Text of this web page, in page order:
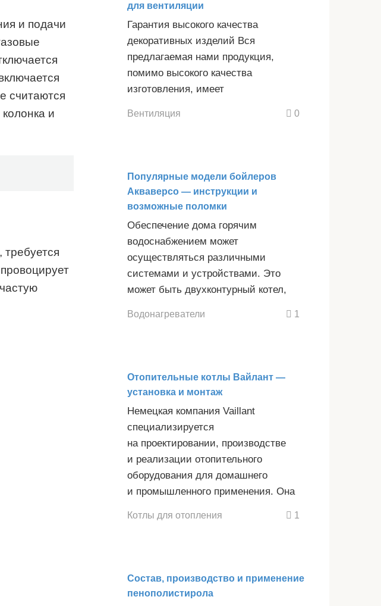
и подачи
считаются
и
требуется
для вентиляции
Гарантия высокого качества
декоративных изделий Вся
предлагаемая нами продукция,
помимо высокого качества
изготовления, имеет
Вентиляция 0
Популярные модели бойлеров
Акваверсо — инструкции и
возможные поломки
Обеспечение дома горячим
водоснабжением может
осуществляться различными
системами и устройствами. Это
может быть двухконтурный котел,
Водонагреватели 1
Отопительные котлы Вайлант —
установка и монтаж
Немецкая компания Vaillant
специализируется
на проектировании, производстве
и реализации отопительного
оборудования для домашнего
и промышленного применения. Она
Котлы для отопления 1
Состав, производство и применение
пенополистирола